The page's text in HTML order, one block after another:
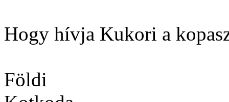
Hogy hívja Kukori a
Földi